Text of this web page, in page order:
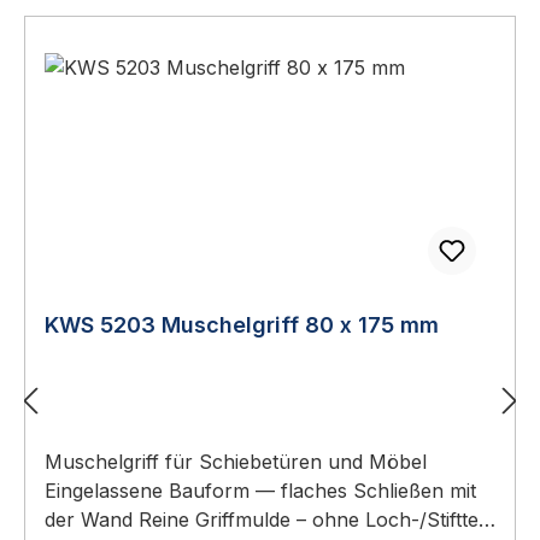
EinbausituationenReine Griffmulde ohne
KWS 5203 Muschelgriff 80 x 175 mm
Muschelgriff für Schiebetüren und Möbel
Eingelassene Bauform — flaches Schließen mit
der Wand Reine Griffmulde – ohne Loch-/Stiftteil